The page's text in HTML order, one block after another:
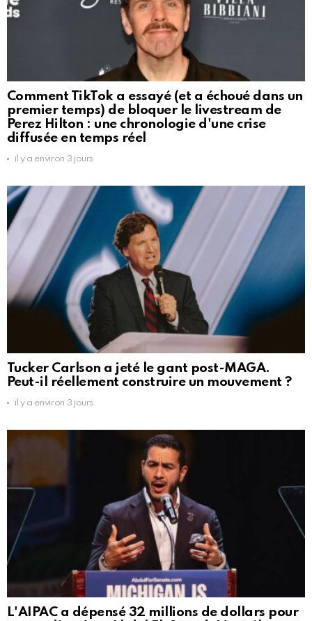
Comment TikTok a essayé (et a échoué dans un
premier temps) de bloquer le livestream de
Perez Hilton : une chronologie d'une crise
diffusée en temps réel
il y a environ 3 jours
Tucker Carlson a jeté le gant post-MAGA.
Peut-il réellement construire un mouvement ?
il y a environ 3 jours
L'AIPAC a dépensé 32 millions de dollars pour